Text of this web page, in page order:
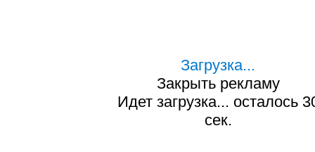
Загрузка...
Закрыть рекламу
Идет загрузка... осталось
сек.